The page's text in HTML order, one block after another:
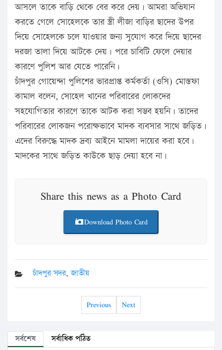
আসলে তাকে বাড়ি থেকে বের করে দেয়। আমরা অভিযান
করতে গেলে সোহেলকে তার স্ত্রী লীজা বাড়ির ছাদের উপর
দিয়ে সোহেলকে চলে যাওয়ার জন্য সুযোগ করে দিয়ে ছাদের
দরজা তালা দিয়ে আটকে দেয়। পরে চাবিটি ফেলে দেয়ার
কারণে পুলিশ আর যেতে পারেনি।
চাঁদপুর গোয়েন্দা পুলিশের ভারপ্রাপ্ত কর্মকর্তা (ওসি) মোস্তফা
কামাল বলেন, সোহেল খানের পরিবারের লোকদের
সহযোগিতার কারণে তাকে আটক করা সম্ভব হয়নি। তাদের
পরিবারের লোকজন পরোক্ষভাবে মাদক ব্যবসার সাথে জড়িত।
এদের বিরুদ্ধে মাদক দ্রব্য আইনে মামলা দায়ের করা হবে।
মাদকের সাথে জড়িত কাউকে ছাড় দেয়া হবে না।
Share this news as a Photo Card
Download Photo Card
চাঁদপুর সদর,জাতীয়
Previous Next
সর্বশেষ সর্বাধিক পঠিত